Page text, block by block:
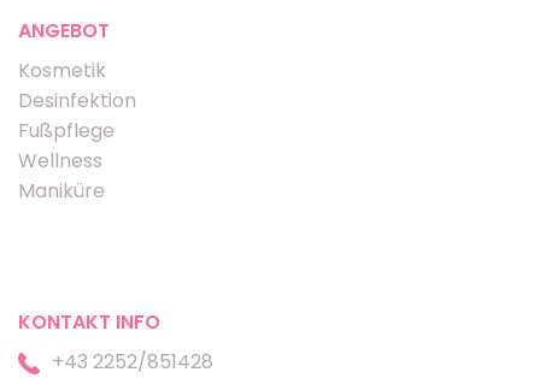
ANGEBOT
Kosmetik
Desinfektion
Fußpflege
Wellness
Maniküre
KONTAKT INFO
+43 2252/851428